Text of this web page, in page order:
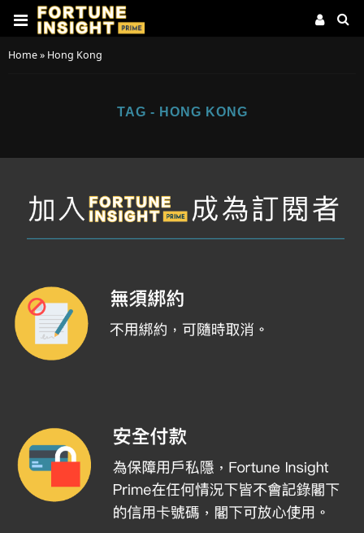
Home» Hong Kong
TAG - HONG KONG